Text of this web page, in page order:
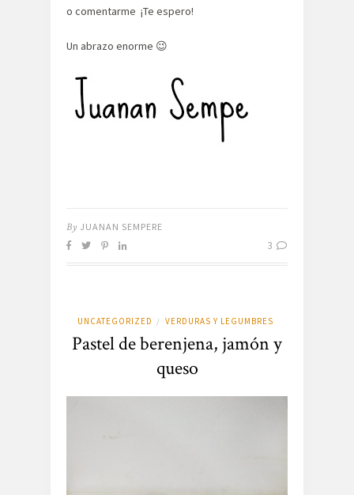
o comentarme ¡Te espero!
Un abrazo enorme 😉
By JUANAN SEMPERE
3
UNCATEGORIZED / VERDURAS Y LEGUMBRES
Pastel de berenjena, jamón y
queso